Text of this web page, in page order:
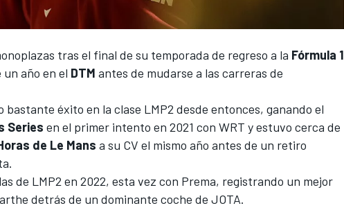
tras el final de su temporada de regreso a la Fórmula 1
año en el DTM antes de mudarse a las carreras de
éxito en la clase LMP2 desde entonces, ganando el
Series en el primer intento en 2021 con WRT y estuvo cerca de
de Le Mans a su CV el mismo año antes de un retiro
de LMP2 en 2022, esta vez con Prema, registrando un mejor
detrás de un dominante coche de JOTA.